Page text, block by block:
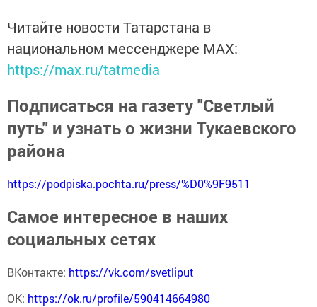
Читайте новости Татарстана в
национальном мессенджере MАХ:
https://max.ru/tatmedia
Подписаться на газету "Светлый
путь" и узнать о жизни Тукаевского
района
https://podpiska.pochta.ru/press/%D0%9F9511
Самое интересное в наших
социальных сетях
ВКонтакте: https://vk.com/svetliput
ОК: https://ok.ru/profile/590414664980